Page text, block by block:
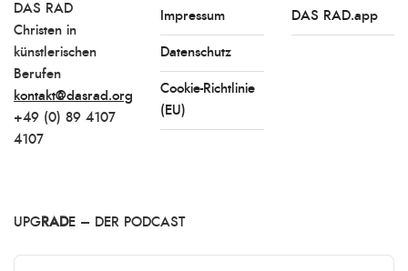
DAS RAD
Christen in
künstlerischen
Berufen
kontakt@dasrad.org
+49 (0) 89 4107
4107
Impressum
Datenschutz
Cookie-Richtlinie
(EU)
DAS RAD.app
UPG RADE – DER PODCAST
Audio